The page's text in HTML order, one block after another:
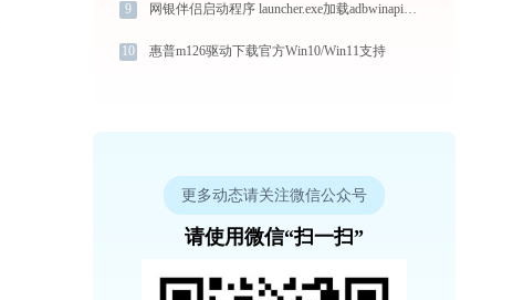
9 网银伴侣启动程序 launcher.exe加载adbwinapi.dll文件丢失处理办法
10 惠普m126驱动下载官方Win10/Win11支持
更多动态请关注微信公众号
请使用微信“扫一扫”